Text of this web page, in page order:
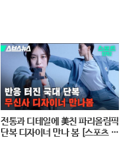
전통과 디테일에 美친 파리올림픽
단복 디자이너 만나 봄 [스포츠 탐